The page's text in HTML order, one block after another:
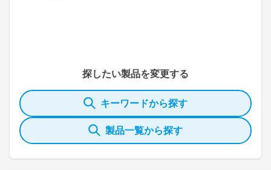
探したい製品を変更する
キーワードから探す
製品一覧から探す